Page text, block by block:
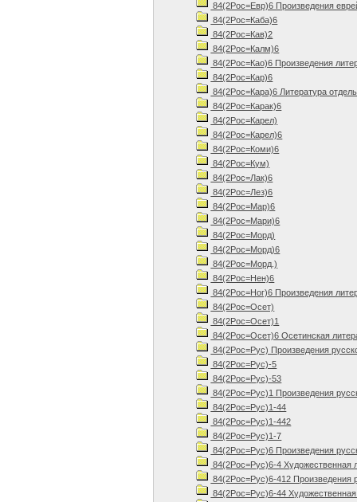
84(2Рос=Евр)6 Произведения
84(2Рос=Каба)6
84(2Рос=Кав)2
84(2Рос=Калм)6
84(2Рос=Као)6 Произведения
84(2Рос=Кар)6
84(2Рос=Кара)6 Литература
84(2Рос=Карак)6
84(2Рос=Карел)
84(2Рос=Карел)6
84(2Рос=Коми)6
84(2Рос=Кум)
84(2Рос=Лак)6
84(2Рос=Лез)6
84(2Рос=Мар)6
84(2Рос=Мари)6
84(2Рос=Морд)
84(2Рос=Морд)6
84(2Рос=Морд.)
84(2Рос=Нен)6
84(2Рос=Ног)6 Произведения
84(2Рос=Осет)
84(2Рос=Осет)1
84(2Рос=Осет)6 Осетинская
84(2Рос=Рус) Произведения
84(2Рос=Рус)-5
84(2Рос=Рус)-53
84(2Рос=Рус)1 Произведения
84(2Рос=Рус)1-44
84(2Рос=Рус)1-442
84(2Рос=Рус)1-7
84(2Рос=Рус)6 Произведения
84(2Рос=Рус)6-4 Художественная
84(2Рос=Рус)6-412 Произведения
84(2Рос=Рус)6-44